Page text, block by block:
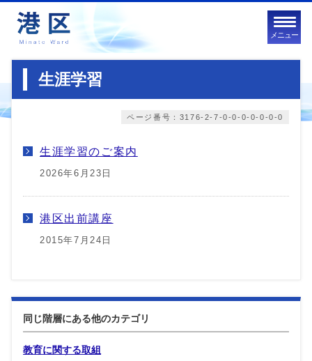
メニュー
生涯学習
ページ番号：3176-2-7-0-0-0-0-0-0-0
生涯学習のご案内
2026年6月23日
港区出前講座
2015年7月24日
同じ階層にある他のカテゴリ
教育に関する取組